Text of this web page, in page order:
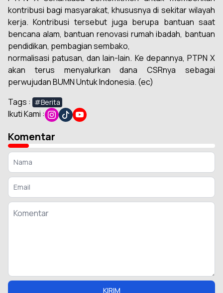
kontribusi bagi masyarakat, khususnya di sekitar wilayah
kerja. Kontribusi tersebut juga berupa bantuan saat
bencana alam, bantuan renovasi rumah ibadah, bantuan
pendidikan, pembagian sembako,
normalisasi patusan, dan lain-lain. Ke depannya, PTPN X
akan terus menyalurkan dana CSRnya sebagai
perwujudan BUMN Untuk Indonesia. (ec)
Tags : #Berita
Ikuti Kami :
Komentar
KIRIM